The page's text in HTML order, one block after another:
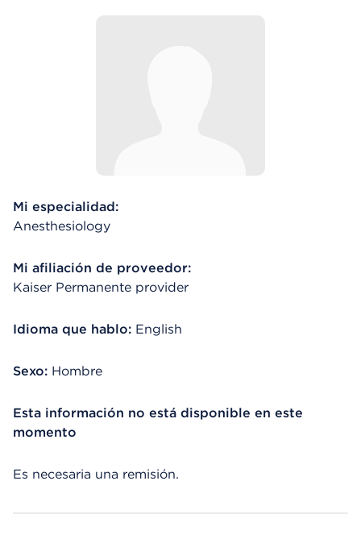
Mi especialidad:
Anesthesiology
Mi afiliación de proveedor:
Kaiser Permanente provider
Idioma que hablo: English
Sexo: Hombre
Esta información no está disponible en este
momento
Es necesaria una remisión.